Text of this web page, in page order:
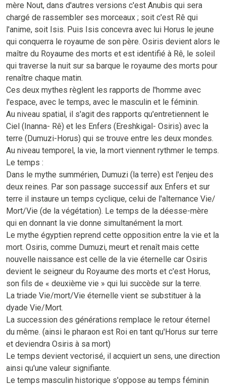
mère Nout, dans d'autres versions c'est Anubis qui sera
chargé de rassembler ses morceaux ; soit c'est Rê qui
l'anime, soit Isis. Puis Isis concevra avec lui Horus le jeune
qui conquerra le royaume de son père. Osiris devient alors le
maître du Royaume des morts et est identifié à Rê, le soleil
qui traverse la nuit sur sa barque le royaume des morts pour
renaître chaque matin.
Ces deux mythes règlent les rapports de l'homme avec
l'espace, avec le temps, avec le masculin et le féminin.
Au niveau spatial, il s'agit des rapports qu'entretiennent le
Ciel (Inanna- Rê) et les Enfers (Ereshkigal- Osiris) avec la
terre (Dumuzi-Horus) qui se trouve entre les deux mondes.
Au niveau temporel, la vie, la mort viennent rythmer le temps.
Le temps :
Dans le mythe summérien, Dumuzi (la terre) est l'enjeu des
deux reines. Par son passage successif aux Enfers et sur
terre il instaure un temps cyclique, celui de l'alternance Vie/
Mort/Vie (de la végétation). Le temps de la déesse-mère
qui en donnant la vie donne simultanément la mort.
Le mythe égyptien reprend cette opposition entre la vie et la
mort. Osiris, comme Dumuzi, meurt et renaît mais cette
nouvelle naissance est celle de la vie éternelle car Osiris
devient le seigneur du Royaume des morts et c'est Horus,
son fils de « deuxième vie » qui lui succède sur la terre.
La triade Vie/mort/Vie éternelle vient se substituer à la
dyade Vie/Mort.
La succession des générations remplace le retour éternel
du même. (ainsi le pharaon est Roi en tant qu'Horus sur terre
et deviendra Osiris à sa mort)
Le temps devient vectorisé, il acquiert un sens, une direction
ainsi qu'une valeur signifiante.
Le temps masculin historique s'oppose au temps féminin